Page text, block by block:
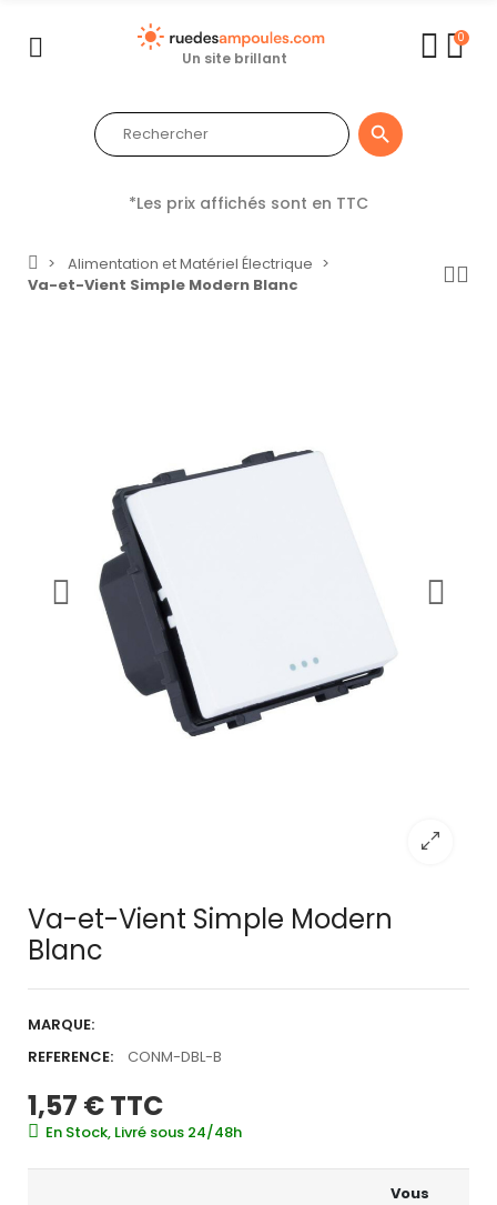
Un site brillant
0

*Les prix affichés sont en TTC
Alimentation et Matériel Électrique
Va-et-Vient Simple Modern Blanc
Va-et-Vient Simple Modern
Blanc
MARQUE:
REFERENCE:
CONM-DBL-B
1,57 €TTC
En Stock, Livré sous 24/48h
Vous